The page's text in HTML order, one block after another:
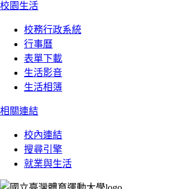
校園生活
校務行政系統
行事曆
表單下載
生活影音
生活相簿
相關連結
校內連結
搜尋引擎
就業與生活